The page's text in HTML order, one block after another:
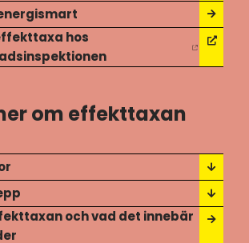
hos
om effekttaxan
och vad det innebär